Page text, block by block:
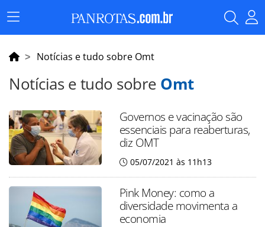
Menu
Principal
Notícias e tudo sobre Omt
Notícias e tudo sobre Omt
Governos e vacinação são
essenciais para reaberturas,
diz OMT
05/07/2021 às 11h13
Pink Money: como a
diversidade movimenta a
economia